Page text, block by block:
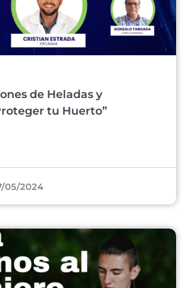
de Heladas y
tu Huerto”
05/2024